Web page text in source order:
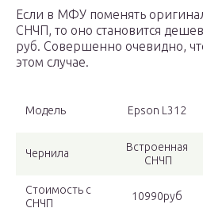
Если в МФУ поменять
СНЧП, то оно становится
руб. Совершенно очевидно,
этом случае.
Модель Epson L312
Чернила
Встроенная
СНЧП
Стоимость c
СНЧП
10990руб